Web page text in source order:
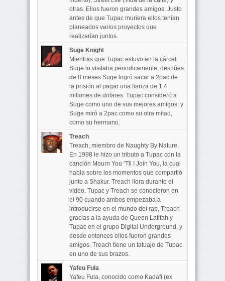
otras. Ellos fueron grandes amigos. Justo
antes de que Tupac muriera ellos tenían
planeados varios proyectos que
realizarían juntos.
Suge Knight
Mientras que Tupac estuvo en la cárcel
Suge lo visitaba periodicamente, despúes
de 8 meses Suge logró sacar a 2pac de
la prisión al pagar una fianza de 1.4
millones de dolares. Tupac consideró a
Suge como uno de sus mejores amigos, y
Suge miró a 2pac como su otra mitad,
como su hermano.
Treach
Treach, miembro de Naughty By Nature.
En 1998 le hizo un tributo a Tupac con la
canción Mourn You ‘Til I Join You, la cual
habla sobre los momentos que compartió
junto a Shakur. Treach llora durante el
video. Tupac y Treach se conocieron en
el 90 cuando ambos empezaba a
introducirse en el mundo del rap, Treach
gracias a la ayuda de Queen Latifah y
Tupac en el grupo Digital Underground, y
desde entonces ellos fueron grandes
amigos. Treach tiene un tatuaje de Tupac
en uno de sus brazos.
Yafeu Fula
Yafeu Fula, conocido como Kadafi (ex